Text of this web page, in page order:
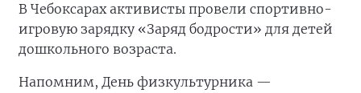
В Чебоксарах активисты провели спортивно-
игровую зарядку «Заряд бодрости» для детей
дошкольного возраста.
Напомним, День физкультурника —